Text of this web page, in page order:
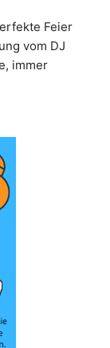
Feier
vom DJ
immer